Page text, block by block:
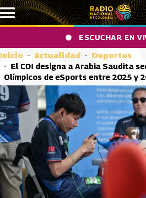
Pasar al contenido principal
ESCUCHAR EN
Inicio Actualidad
Deportes
El COI designa a Arabia Saudita
Olímpicos de eSports entre 2025 y